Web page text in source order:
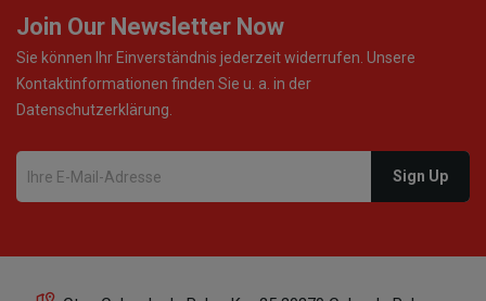
Join Our Newsletter Now
Sie können Ihr Einverständnis jederzeit widerrufen. Unsere
Kontaktinformationen finden Sie u. a. in der
Datenschutzerklärung.